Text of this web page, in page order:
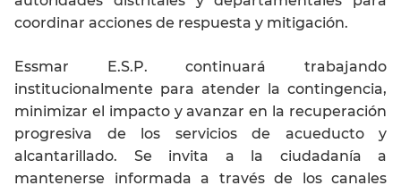
coordinar acciones de respuesta y mitigación.
Essmar E.S.P. continuará trabajando
institucionalmente para atender la contingencia,
minimizar el impacto y avanzar en la recuperación
progresiva de los servicios de acueducto y
alcantarillado. Se invita a la ciudadanía a
mantenerse informada a través de los canales